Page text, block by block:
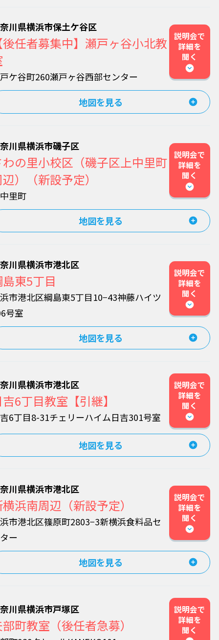
川県横浜市保土ケ谷区
任者募集中】瀬戸ヶ谷小北教
ケ谷町260瀬戸ヶ谷西部センター
説明会で
詳細を
聞く
地図を見る
川県横浜市磯子区
の里小校区（磯子区上中里町
）（新設予定）
里町
説明会で
詳細を
聞く
地図を見る
川県横浜市港北区
東5丁目
市港北区綱島東5丁目10−43神藤ハイツ
号室
説明会で
詳細を
聞く
地図を見る
川県横浜市港北区
6丁目教室【引継】
6丁目8-31チェリーハイム日吉301号室
説明会で
詳細を
聞く
地図を見る
川県横浜市港北区
浜南周辺（新設予定）
市港北区篠原町2803−3新横浜食料品セ
ー
説明会で
詳細を
聞く
地図を見る
川県横浜市戸塚区
町教室（後任者急募）
説明会で
詳細を
聞く